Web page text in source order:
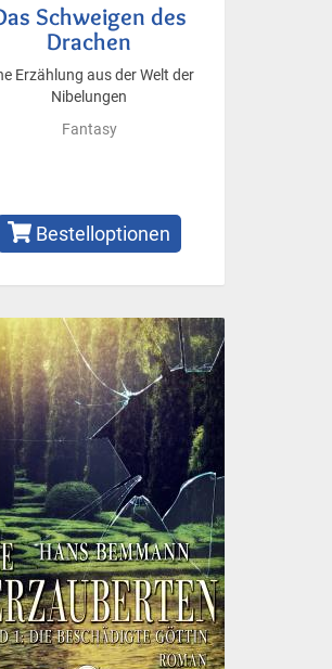
Schweigen des
Drachen
Erzählung aus der Welt der
Nibelungen
Fantasy
Bestelloptionen